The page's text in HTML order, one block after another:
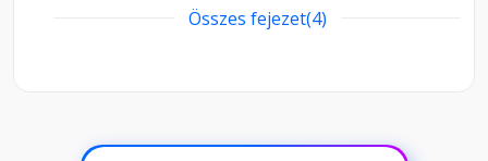
Hazatérés
Összes fejezet(4)